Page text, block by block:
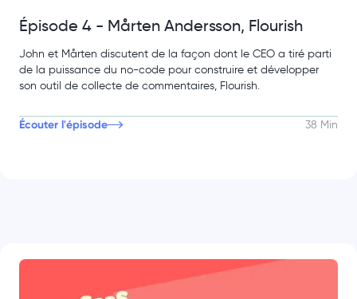
Épisode 4 - Mårten Andersson, Flourish
John et Mårten discutent de la façon dont le CEO a tiré parti
de la puissance du no-code pour construire et développer
son outil de collecte de commentaires, Flourish.
Écouter l'épisode 38 Min